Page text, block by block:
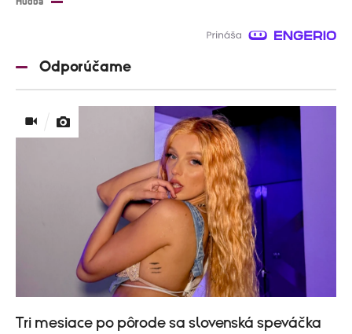
Odporúčame
Tri mesiace po pôrode sa slovenská speváčka